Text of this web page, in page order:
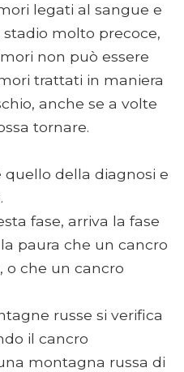
legati al sangue e
molto precoce,
non può essere
trattati in maniera
anche se a volte
tornare.
della diagnosi e
fase, arriva la fase
paura che un cancro
o che un cancro
russe si verifica
il cancro
montagna russa di